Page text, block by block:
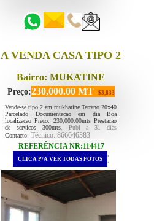
A VENDA CASA TIPO 2
Bairro: MUKATINE
Preço:230,000.00 MT - $3,833
Vende-se tipo 2 em mukhatine Terreno 20x40
Parcelado Documentacao em dia Boa
localizacao Preco: 230,000.00mts Prestacao
de servicos 300mts, Publ a 31 dias
Contacto: Técnico: 866646383
REFERÊNCIA NR:114417
.
CLICA P/A VER TODAS FOTOS .